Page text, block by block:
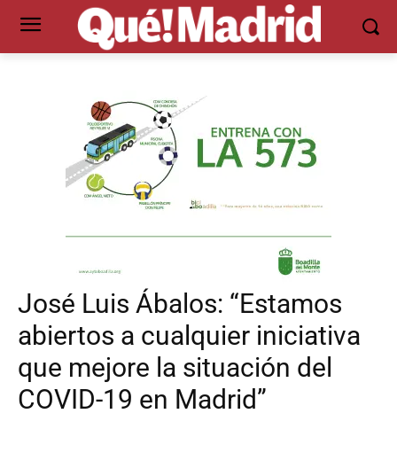
José Luis Ábalos: “Estamos
abiertos a cualquier iniciativa
que mejore la situación del
COVID-19 en Madrid”